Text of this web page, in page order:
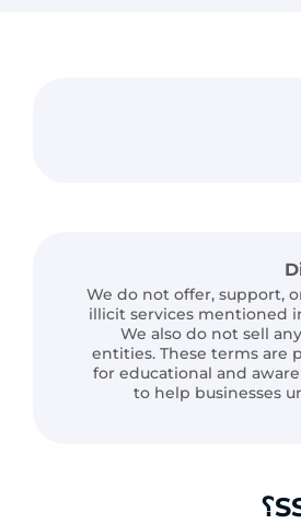
We do not offer, support,
illicit services mentioned
We also do not sell
entities. These terms are
for educational and
to help businesses